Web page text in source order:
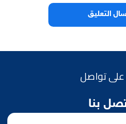
تواصل
بنا